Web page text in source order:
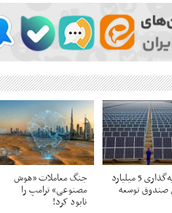
سرمایه‌گذاری 5 میلیارد
صندوق توسعه
جنگ معاملات «هوش
مصنوعی» ترامپ را
نابود کرد!